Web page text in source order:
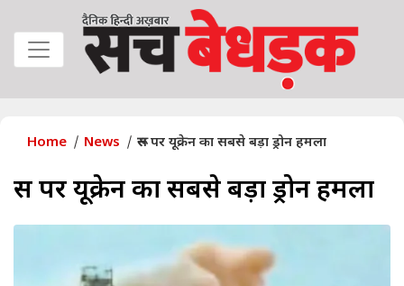
Home News रूस पर यूक्रेन का सबसे बड़ा ड्रोन हमला
रूस पर यूक्रेन का सबसे बड़ा ड्रोन हमला